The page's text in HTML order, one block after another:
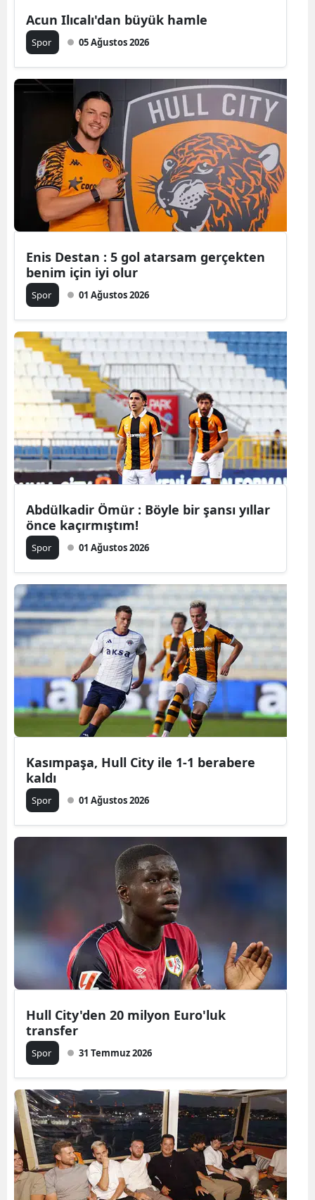
Eskişehir
Gaziantep
Giresun
Gümüşhane
Hakkari
Hatay
İzmir
Kars
Kastamonu
Kayseri
Kırklareli
Kırşehir
Kocaeli
Malatya
Manisa
Mardin
Muğla
Muş
Ordu
Sinop
Sivas
Trabzon
Tunceli
Şanlıurfa
Uşak
Van
Acun Ilıcalı'dan büyük hamle
Spor 05 Ağustos 2026
Enis Destan : 5 gol atarsam gerçekten
benim için iyi olur
Spor 01 Ağustos 2026
Abdülkadir Ömür : Böyle bir şansı yıllar
önce kaçırmıştım!
Spor 01 Ağustos 2026
Kasımpaşa, Hull City ile 1-1 berabere
kaldı
Spor 01 Ağustos 2026
Hull City'den 20 milyon Euro'luk
transfer
Spor 31 Temmuz 2026